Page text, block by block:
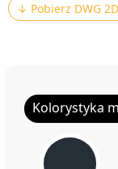
↓ Pobierz DWG
Kolorystyka